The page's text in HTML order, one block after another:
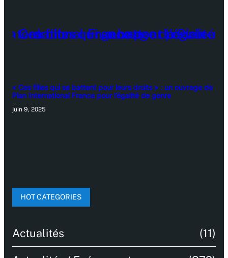
« Ces filles qui se battent pour leurs droits » : un ouvrage de
Plan International France pour l’égalité de genre
juin 9, 2025
HOT CATEGORIES
Actualités (11)